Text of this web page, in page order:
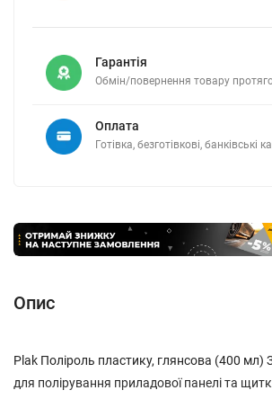
Гарантія
Обмін/повернення товару
Оплата
Готівка, безготівкові, банківські
Опис
Plak Поліроль пластику, глянсова (400 мл)
для полірування приладової панелі та